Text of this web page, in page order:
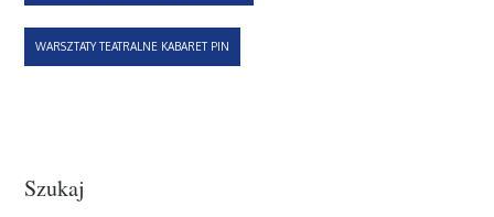
wpisu
WARSZTATY TEATRALNE KABARET PIN
Szukaj